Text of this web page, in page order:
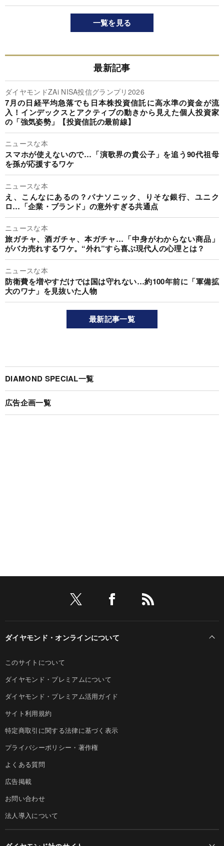
一覧を見る
最新記事
ダイヤモンドZAi NISA投信グランプリ2026
7月の日経平均急落でも日本株投資信託に高水準の資金が流
入！インデックスとアクティブの動きから見えた個人投資家
の「強気姿勢」【投資信託の最前線】
ニュースな本
スマホが使えないので…「演歌界の貴公子」を追う90代祖母
を孫が応援するワケ
ニュースな本
え、こんなにあるの？パナソニック、りそな銀行、ユニク
ロ…「企業・ブランド」の意外すぎる共通点
ニュースな本
旅ガチャ、酒ガチャ、本ガチャ…「中身がわからない商品」
がバカ売れするワケ。“外れ”すら喜ぶ現代人の心理とは？
ニュースな本
防衛費を増やすだけでは国は守れない…約100年前に「軍備拡
大のワナ」を見抜いた人物
最新記事一覧
DIAMOND SPECIAL一覧
広告企画一覧
ダイヤモンド・オンラインについて
このサイトについて
ダイヤモンド・プレミアムについて
ダイヤモンド・プレミアム活用ガイド
サイト利用規約
特定商取引に関する法律に基づく表示
プライバシーポリシー・著作権
よくある質問
広告掲載
お問い合わせ
法人導入について